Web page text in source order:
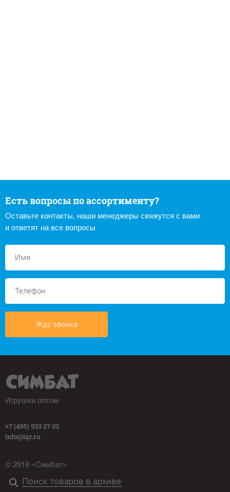
Есть вопросы по ассортименту?
Оставьте контакты, наши менеджеры свяжутся с вами
и ответят на все вопросы
Жду звонка
Игрушки оптом
+7 (495) 933 27 02
info@igr.ru
© 2018 «Симбат»